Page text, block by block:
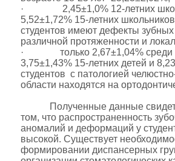
· 2,45±1,0% 12-летних
5,52±1,72% 15-летних
студентов имеют дефекты
различной протяженности и
· только 2,67±1,04% среди
3,75±1,43% 15-летних детей и
студентов с патологией
области находятся на
Полученные данные
том, что распространенность
аномалий и деформаций у
высокой. Существует
формировании диспансерных